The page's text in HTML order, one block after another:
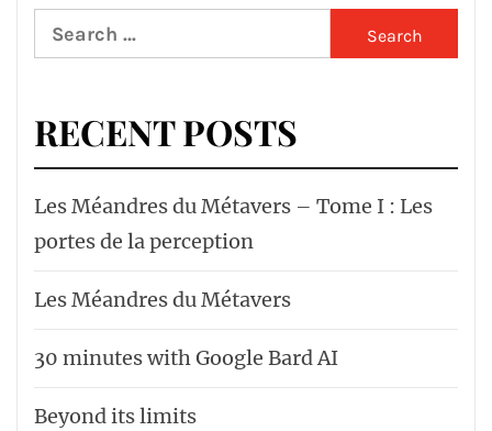
Search
for:
RECENT POSTS
Les Méandres du Métavers – Tome I : Les
portes de la perception
Les Méandres du Métavers
30 minutes with Google Bard AI
Beyond its limits